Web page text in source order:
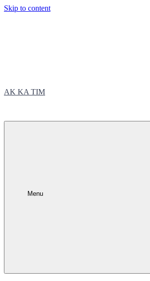
Skip to content
AK KA TIM
Menu